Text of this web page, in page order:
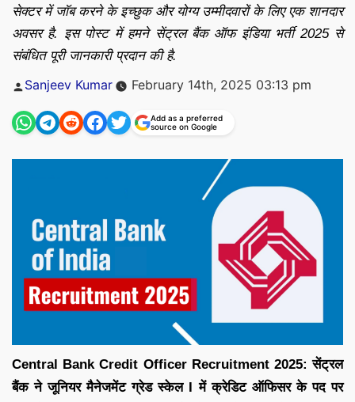
सेक्टर में जॉब करने के इच्छुक और योग्य उम्मीदवारों के लिए एक शानदार
अवसर है. इस पोस्ट में हमने सेंट्रल बैंक ऑफ इंडिया भर्ती 2025 से
संबंधित पूरी जानकारी प्रदान की है.
Posted
Sanjeev Kumar February 14th, 2025 03:13 pm
Add as a preferred
source on Google
Central Bank Credit Officer Recruitment 2025: सेंट्रल
बैंक ने जूनियर मैनेजमेंट ग्रेड स्केल I में क्रेडिट ऑफिसर के पद पर